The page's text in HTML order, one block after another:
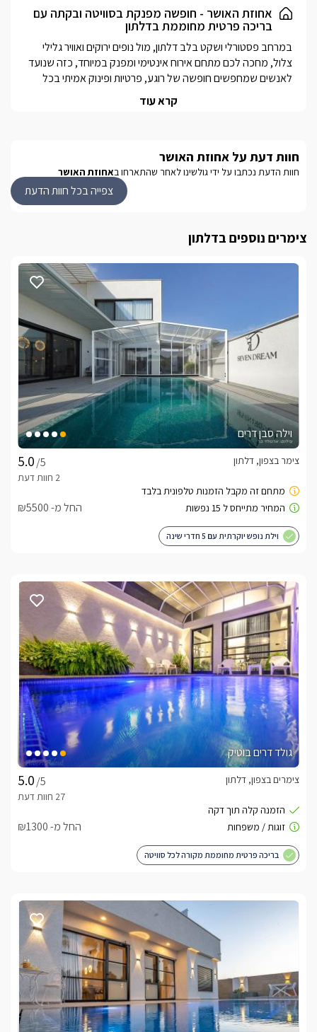
חוויית הפינוק.
ילדים }
אחוזת האושר - חופשה מפנקת בסוויטה ובקתה עם
בריכה פרטית מחוממת בדלתון
השילוב בין טבע גלילי פתוח, פרטיות מלאה, מים חמימים ועיצוב
נעים- יוצר חוויה שמאפשרת להתנתק מהשגרה, להאט את הקצב
ביותר כדי שתוכלו ליהנות מחופשה חלומית עם ריחות טבע משכרים
מבט פנים
באחוזת האושר שני יחידות, הבקתה והסוויטה:בקתת עץ מבודדת,
גדולה ומפוארת , עם חדר שינה נפרד להורים לפרטיות מרבית ובו
חלל הסלון המרכזי של הבקתה מעוצב בגווני אפור וצהוב וכולל
ספה גדולה ונוחה וכורסת טלוויזיה יפהפיה מולה מסך LCD עם
חיבור ל-HOT, בנוסף ישנו שולחן סעודה גדול בבקתת עץ ממוזגת
ונעימה. בבקתה יהנו הנופשים ממטבח מאובזר הכולל מקרר, תנור
הילדים, עם 3 מיטות נפתחות, וכולל מסך LCD פרטי לילדים עם
חמימה ומפנקת בימי החורף, ומטבח מאובזר בגווני שחור המתאים
התחתונה, וקומת גלריה מרווחת ומושלמת לילדים, המעניקה להם
מרחב משלהם. בחדר הרחצה תיהנו מאמבט ספא מפנק, להשלים
מתחם חוץ פרטי לכל יחידה עם בריכה מחוממת
ומקורה
מחוץ לבקתה תהנו ממתחם חיצוני רק בשבילכם בפרטיות מוחלטת,
לנוף מקסים, ממנה ניתן לרדת למתחם הבריכה הפרטי הכולל
ומפנק, פרטי רק בשבילכם!!סביב הבריכה מיטות שיזוף וריהוט גינה
פרטית מגודרת ומחוממת בעונה, המהווה מוקד של הנאה ורוגע
הבריכה תמצאו פינת ישיבה נוחה , מתקני חצר וכן שולחן סנוקר
לבלות יחד, לבשל, וליהנות מארוחות באוויר הפתוח.
כלול באירוח
קרא עוד
חוות דעת על אחוזת האושר
חוות הדעת נכתבו על ידי גולשינו לאחר שהתארחו באחוזת האושר
צפייה בכל חוות הדעת
צימרים נוספים בדלתון
וילה סבן דרים
/5
צימר בצפון, דלתון
החל מ- ₪5500
וילת נופש יוקרתית עם 5 חדרי שינה
גולד דרים בוטיק
/5
צימרים בצפון, דלתון
החל מ- ₪1300
בריכה פרטית מחוממת מקורה לכל סוויטה